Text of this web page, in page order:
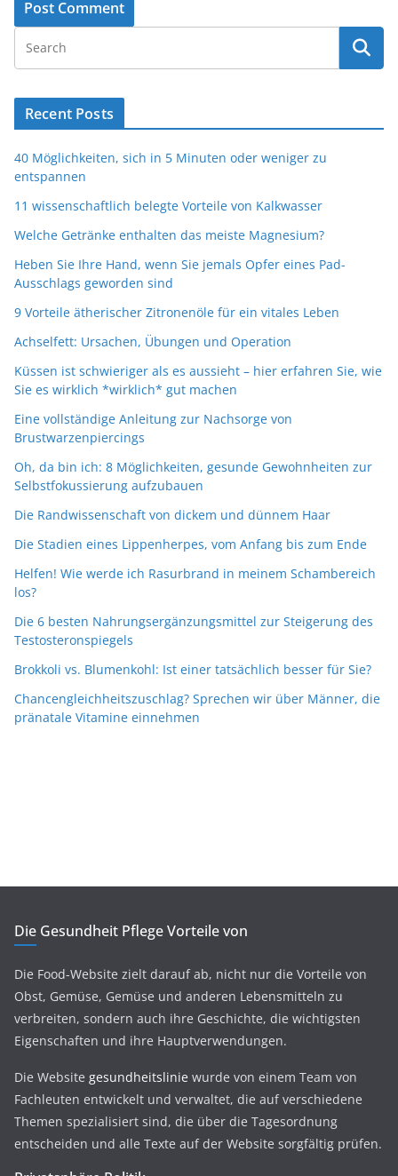
Recent Posts
40 Möglichkeiten, sich in 5 Minuten oder weniger zu
entspannen
11 wissenschaftlich belegte Vorteile von Kalkwasser
Welche Getränke enthalten das meiste Magnesium?
Heben Sie Ihre Hand, wenn Sie jemals Opfer eines Pad-
Ausschlags geworden sind
9 Vorteile ätherischer Zitronenöle für ein vitales Leben
Achselfett: Ursachen, Übungen und Operation
Küssen ist schwieriger als es aussieht – hier erfahren Sie, wie
Sie es wirklich *wirklich* gut machen
Eine vollständige Anleitung zur Nachsorge von
Brustwarzenpiercings
Oh, da bin ich: 8 Möglichkeiten, gesunde Gewohnheiten zur
Selbstfokussierung aufzubauen
Die Randwissenschaft von dickem und dünnem Haar
Die Stadien eines Lippenherpes, vom Anfang bis zum Ende
Helfen! Wie werde ich Rasurbrand in meinem Schambereich
los?
Die 6 besten Nahrungsergänzungsmittel zur Steigerung des
Testosteronspiegels
Brokkoli vs. Blumenkohl: Ist einer tatsächlich besser für Sie?
Chancengleichheitszuschlag? Sprechen wir über Männer, die
pränatale Vitamine einnehmen
Die Gesundheit Pflege Vorteile von
Die Food-Website zielt darauf ab, nicht nur die Vorteile von
Obst, Gemüse, Gemüse und anderen Lebensmitteln zu
verbreiten, sondern auch ihre Geschichte, die wichtigsten
Eigenschaften und ihre Hauptverwendungen.
Die Website gesundheitslinie wurde von einem Team von
Fachleuten entwickelt und verwaltet, die auf verschiedene
Themen spezialisiert sind, die über die Tagesordnung
entscheiden und alle Texte auf der Website sorgfältig prüfen.